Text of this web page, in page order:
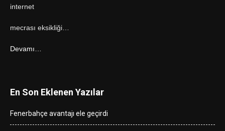
internet
mecrası eksikliği…
Devamı…
En Son Eklenen Yazılar
Fenerbahçe avantajı ele geçirdi